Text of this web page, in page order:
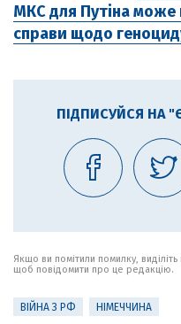
МКС для Путіна може
справи щодо
ПІДПИСУЙСЯ НА
Якщо ви помітили помилку, виділіть
щоб повідомити про це редакцію.
ВІЙНА З РФ НІМЕЧЧИНА